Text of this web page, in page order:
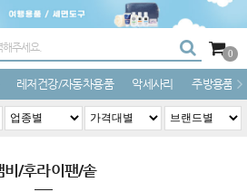
0
레저건강/자동차용품 악세사리 주방용품
비/후라이팬/솥